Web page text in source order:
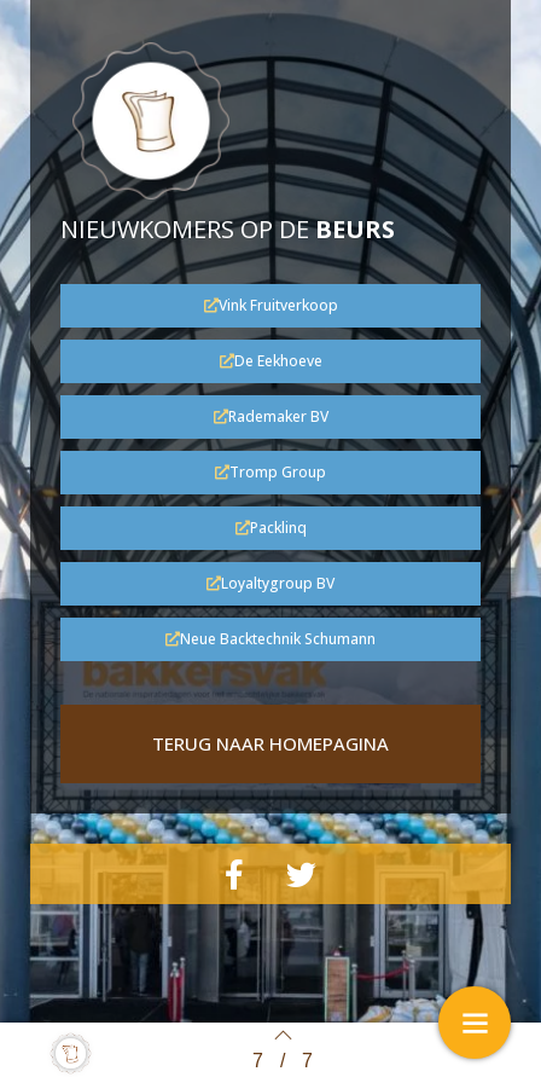
Back to index 7 / 7
NIEUWKOMERS OP DEBEURS
Vink Fruitverkoop
De Eekhoeve
Rademaker BV
Tromp Group
Packlinq
Loyaltygroup BV
Neue Backtechnik Schumann
TERUG NAAR HOMEPAGINA